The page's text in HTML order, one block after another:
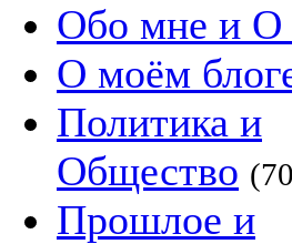
Обо мне и О
О моём
Политика и
Общество
Прошлое и